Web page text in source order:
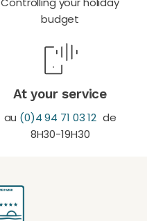
budget
At your service
au (0)4 94 71 03 12de
8H30-19H30